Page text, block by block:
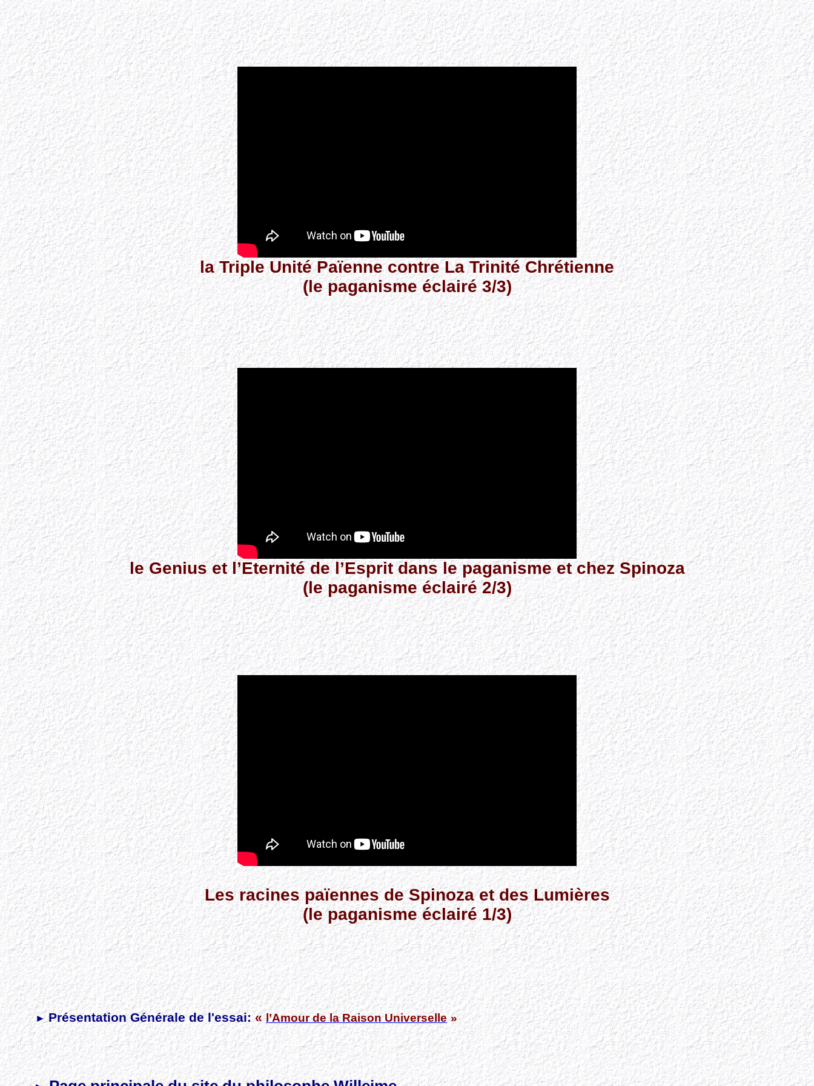
la Triple Unité Païenne contre La Trinité Chrétienne
(le paganisme éclairé 3/3)
le Genius et l’Eternité de l’Esprit dans le paganisme et chez Spinoza
(le paganisme éclairé 2/3)
Les racines païennes de Spinoza et des Lumières
(le paganisme éclairé 1/3)
► Présentation Générale de l'essai:«l’Amour de la Raison Universelle »